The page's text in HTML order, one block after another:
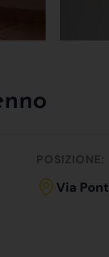
POSIZIONE:
Via